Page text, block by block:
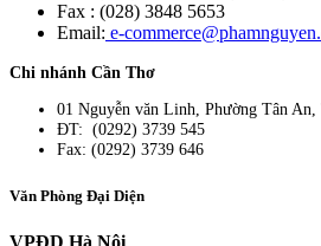
Fax : (028) 3848 5653
Email: e-
Chi nhánh Cần Thơ
01 Nguyễn văn Linh, Phường Tân An,
ĐT: (0292) 3739 545
Fax: (0292) 3739 646
Văn Phòng Đại Diện
VPĐD Hà Nội